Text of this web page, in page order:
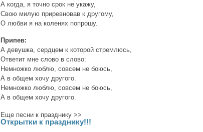
А когда, я точно срок не укажу,
Свою милую приревновав к другому,
О любви я на коленях попрошу.
Припев:
А девушка, сердцем к которой стремлюсь,
Ответит мне слово в слово:
Немножко люблю, совсем не боюсь,
А в общем хочу другого.
Немножко люблю, совсем не боюсь,
А в общем хочу другого.
Еще песни к празднику >>
Открытки к празднику!!!